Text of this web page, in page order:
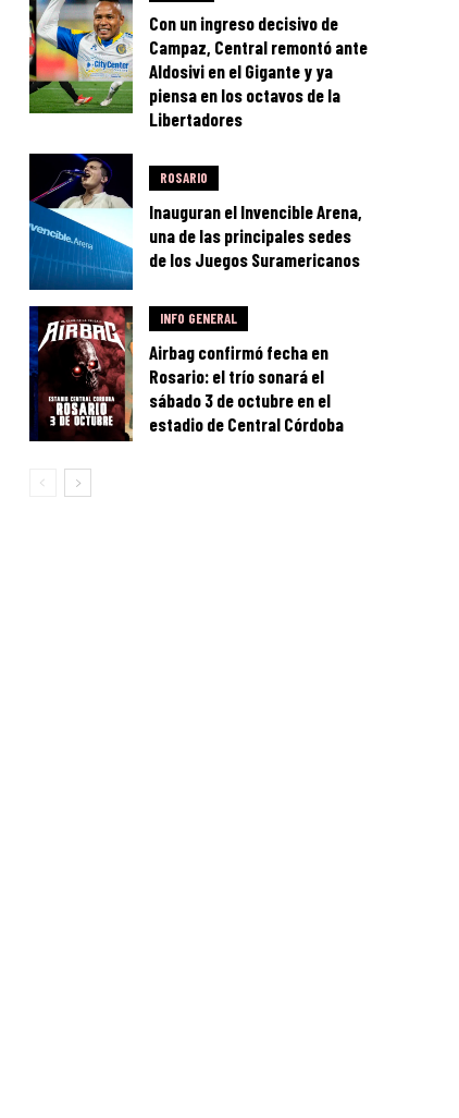
Con un ingreso decisivo de
Campaz, Central remontó ante
Aldosivi en el Gigante y ya
piensa en los octavos de la
Libertadores
ROSARIO
Inauguran el Invencible Arena,
una de las principales sedes
de los Juegos Suramericanos
INFO GENERAL
Airbag confirmó fecha en
Rosario: el trío sonará el
sábado 3 de octubre en el
estadio de Central Córdoba